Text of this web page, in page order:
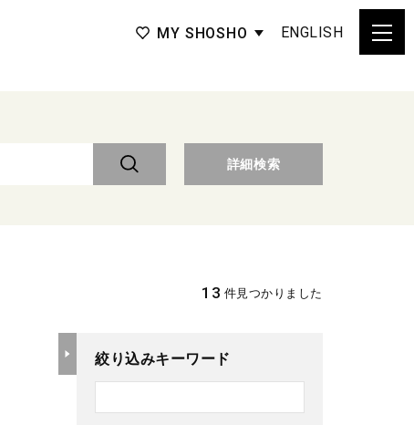
MY SHOSHO ENGLISH
詳細検索
13 件見つかりました
絞り込みキーワード